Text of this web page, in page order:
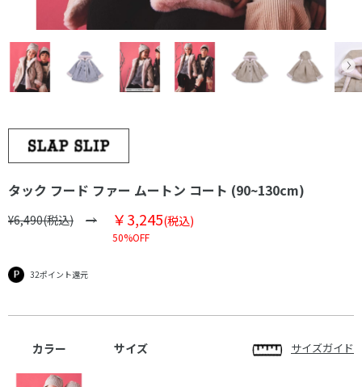
タック フード ファー ムートン コート (90~130cm)
¥6,490(税込) ￥3,245(税込)
50%OFF
32ポイント還元
カラー サイズ サイズガイド